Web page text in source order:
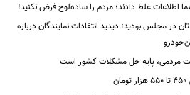
غلط دادند؛ مردم را ساده‌لوح فرض نکنید!
مجلس بودید؛ دیدید انتقادات نمایندگان درباره
مردمی، پایه حل مشکلات کشور است